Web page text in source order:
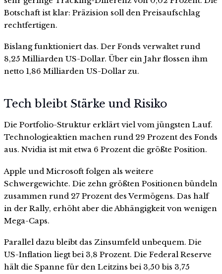
Botschaft ist klar: Präzision soll den Preisaufschlag
rechtfertigen.
Bislang funktioniert das. Der Fonds verwaltet rund
8,25 Milliarden US-Dollar. Über ein Jahr flossen ihm
netto 1,86 Milliarden US-Dollar zu.
Tech bleibt Stärke und Risiko
Die Portfolio-Struktur erklärt viel vom jüngsten Lauf.
Technologieaktien machen rund 29 Prozent des Fonds
aus. Nvidia ist mit etwa 6 Prozent die größte Position.
Apple und Microsoft folgen als weitere
Schwergewichte. Die zehn größten Positionen bündeln
zusammen rund 27 Prozent des Vermögens. Das half
in der Rally, erhöht aber die Abhängigkeit von wenigen
Mega-Caps.
Parallel dazu bleibt das Zinsumfeld unbequem. Die
US-Inflation liegt bei 3,8 Prozent. Die Federal Reserve
hält die Spanne für den Leitzins bei 3,50 bis 3,75